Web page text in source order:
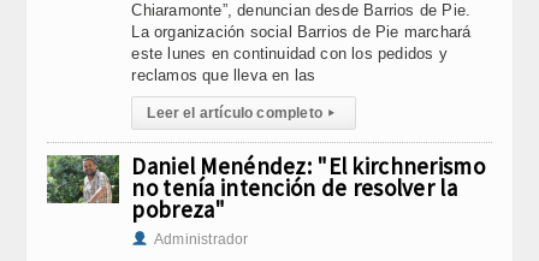
Chiaramonte”, denuncian desde Barrios de Pie.
La organización social Barrios de Pie marchará
este lunes en continuidad con los pedidos y
reclamos que lleva en las
Leer el artículo completo ▸
Daniel Menéndez: "El kirchnerismo
no tenía intención de resolver la
pobreza"
Administrador